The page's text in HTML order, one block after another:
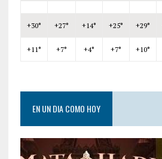
+30° +27° +14° +25° +29°
+11° +7° +4° +7° +10°
EN UN DIA COMO HOY